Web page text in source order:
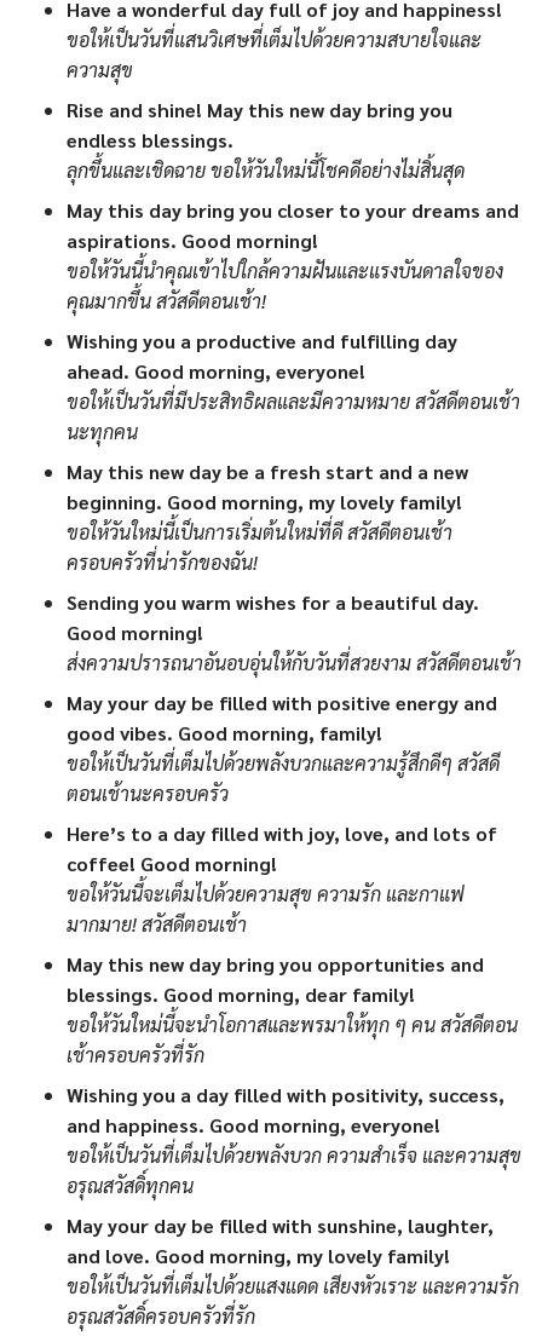
Have a wonderful day full of joy and happiness!
ขอให้เป็นวันที่แสนวิเศษที่เต็มไปด้วยความสบายใจและ
ความสุข
Rise and shine! May this new day bring you
endless blessings.
ลุกขึ้นและเชิดฉาย ขอให้วันใหม่นี้โชคดีอย่างไม่สิ้นสุด
May this day bring you closer to your dreams and
aspirations. Good morning!
ขอให้วันนี้นำคุณเข้าไปใกล้ความฝันและแรงบันดาลใจของ
คุณมากขึ้น สวัสดีตอนเช้า!
Wishing you a productive and fulfilling day
ahead. Good morning, everyone!
ขอให้เป็นวันที่มีประสิทธิผลและมีความหมาย สวัสดีตอนเช้า
นะทุกคน
May this new day be a fresh start and a new
beginning. Good morning, my lovely family!
ขอให้วันใหม่นี้เป็นการเริ่มต้นใหม่ที่ดี สวัสดีตอนเช้า
ครอบครัวที่น่ารักของฉัน!
Sending you warm wishes for a beautiful day.
Good morning!
ส่งความปรารถนาอันอบอุ่นให้กับวันที่สวยงาม สวัสดีตอนเช้า
May your day be filled with positive energy and
good vibes. Good morning, family!
ขอให้เป็นวันที่เต็มไปด้วยพลังบวกและความรู้สึกดีๆ สวัสดี
ตอนเช้านะครอบครัว
Here’s to a day filled with joy, love, and lots of
coffee! Good morning!
ขอให้วันนี้จะเต็มไปด้วยความสุข ความรัก และกาแฟ
มากมาย! สวัสดีตอนเช้า
May this new day bring you opportunities and
blessings. Good morning, dear family!
ขอให้วันใหม่นี้จะนำโอกาสและพรมาให้ทุก ๆ คน สวัสดีตอน
เช้าครอบครัวที่รัก
Wishing you a day filled with positivity, success,
and happiness. Good morning, everyone!
ขอให้เป็นวันที่เต็มไปด้วยพลังบวก ความสำเร็จ และความสุข
อรุณสวัสดิ์ทุกคน
May your day be filled with sunshine, laughter,
and love. Good morning, my lovely family!
ขอให้เป็นวันที่เต็มไปด้วยแสงแดด เสียงหัวเราะ และความรัก
อรุณสวัสดิ์ครอบครัวที่รัก